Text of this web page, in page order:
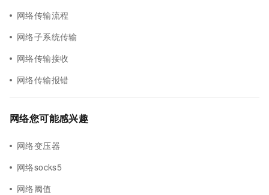
网络传输流程
网络子系统传输
网络传输接收
网络传输报错
网络您可能感兴趣
网络变压器
网络socks5
网络阈值